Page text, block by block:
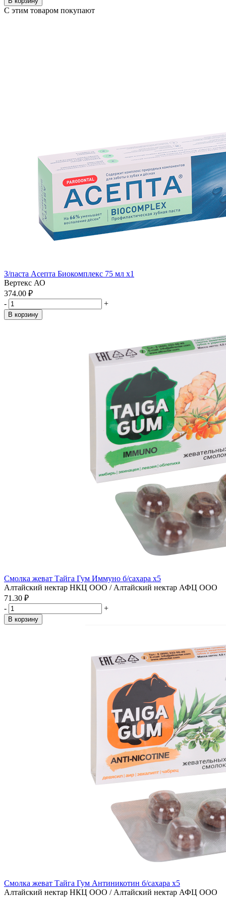
С этим товаром покупают
З/паста Асепта Биокомплекс 75 мл x1
Вертекс АО
374.00 ₽
-
+
В корзину
Смолка жеват Тайга Гум Иммуно б/сахара x5
Алтайский нектар НКЦ ООО / Алтайский нектар АФЦ ООО
71.30 ₽
-
+
В корзину
Смолка жеват Тайга Гум Антиникотин б/сахара x5
Алтайский нектар НКЦ ООО / Алтайский нектар АФЦ ООО